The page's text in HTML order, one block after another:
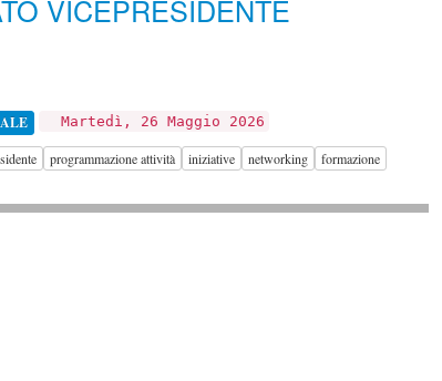
VICEPRESIDENTE
Martedì, 26 Maggio 2026
programmazione attività iniziative networking
formazione